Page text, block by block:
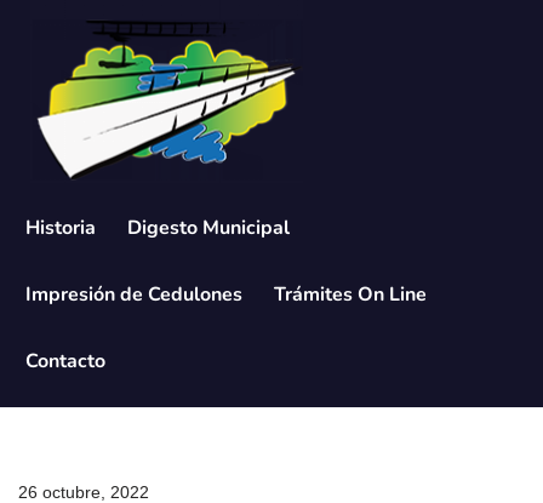
contenido
Historia Digesto Municipal
Impresión de Cedulones Trámites On Line
Contacto
26 octubre, 2022